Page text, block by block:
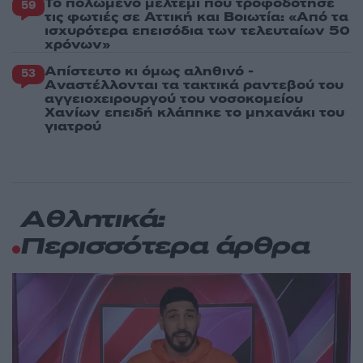
59
τις φωτιές σε Αττική και Βοιωτία: «Από τα
ισχυρότερα επεισόδια των τελευταίων 50
χρόνων»
53 Απίστευτο κι όμως αληθινό -
Aναστέλλονται τα τακτικά ραντεβού του
αγγειοχειρουργού του νοσοκομείου
Χανίων επειδή κλάπηκε το μηχανάκι του
γιατρού
Αθλητικά:
Περισσότερα άρθρα